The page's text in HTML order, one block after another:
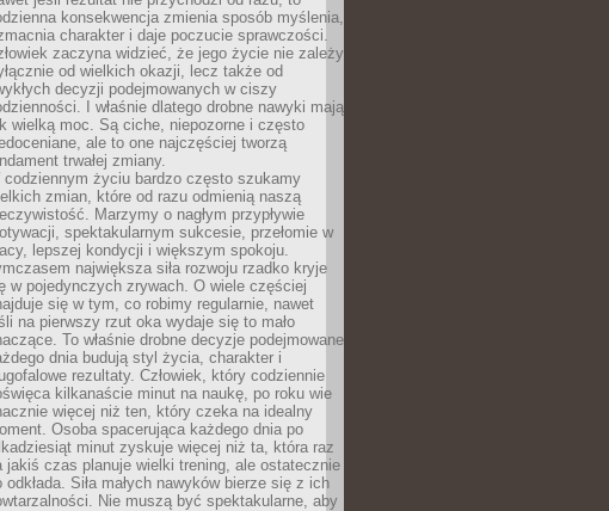
konsekwencja zmienia sposób myślenia,
charakter i daje poczucie sprawczości.
zaczyna widzieć, że jego życie nie zależy
od wielkich okazji, lecz także od
decyzji podejmowanych w ciszy
I właśnie dlatego drobne nawyki mają
wielką moc. Są ciche, niepozorne i często
ale to one najczęściej tworzą
trwałej zmiany.
codziennym życiu bardzo często szukamy
zmian, które od razu odmienią naszą
Marzymy o nagłym przypływie
spektakularnym sukcesie, przełomie w
lepszej kondycji i większym spokoju.
największa siła rozwoju rzadko kryje
w pojedynczych zrywach. O wiele częściej
się w tym, co robimy regularnie, nawet
na pierwszy rzut oka wydaje się to mało
To właśnie drobne decyzje podejmowane
dnia budują styl życia, charakter i
rezultaty. Człowiek, który codziennie
kilkanaście minut na naukę, po roku wie
więcej niż ten, który czeka na idealny
Osoba spacerująca każdego dnia po
minut zyskuje więcej niż ta, która raz
jakiś czas planuje wielki trening, ale ostatecznie
odkłada. Siła małych nawyków bierze się z ich
Nie muszą być spektakularne, aby